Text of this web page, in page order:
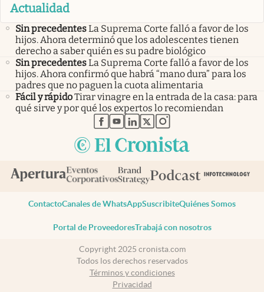
Actualidad
Sin precedentesLa Suprema Corte falló a favor de los
hijos. Ahora determinó que los adolescentes tienen
derecho a saber quién es su padre biológico
Sin precedentesLa Suprema Corte falló a favor de los
hijos. Ahora confirmó que habrá “mano dura” para los
padres que no paguen la cuota alimentaria
Fácil y rápidoTirar vinagre en la entrada de la casa: para
qué sirve y por qué los expertos lo recomiendan
abre en nueva pestaña
abre en nueva pestaña
abre en nueva pestaña
abre en nueva pestaña
abre en nueva pestaña
ContactoCanales de WhatsAppSuscribiteQuiénes Somos
Portal de ProveedoresTrabajá con nosotros
Copyright 2025 cronista.com
Todos los derechos reservados
Términos y condiciones
Privacidad